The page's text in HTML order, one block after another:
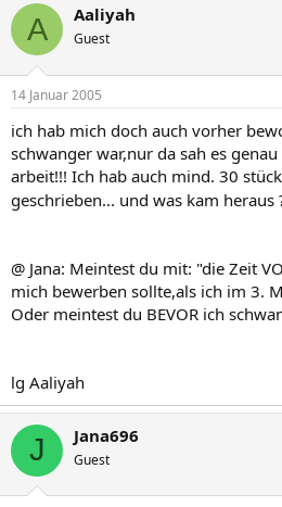
A Aaliyah
Guest
14 Januar 2005
ich hab mich doch auch vorher
schwanger war,nur da sah es
arbeit!!! Ich hab auch mind. 30
geschrieben... und was kam heraus
@ Jana: Meintest du mit: "die Zeit
mich bewerben sollte,als ich im 3.
Oder meintest du BEVOR ich
lg Aaliyah
J Jana696
Guest